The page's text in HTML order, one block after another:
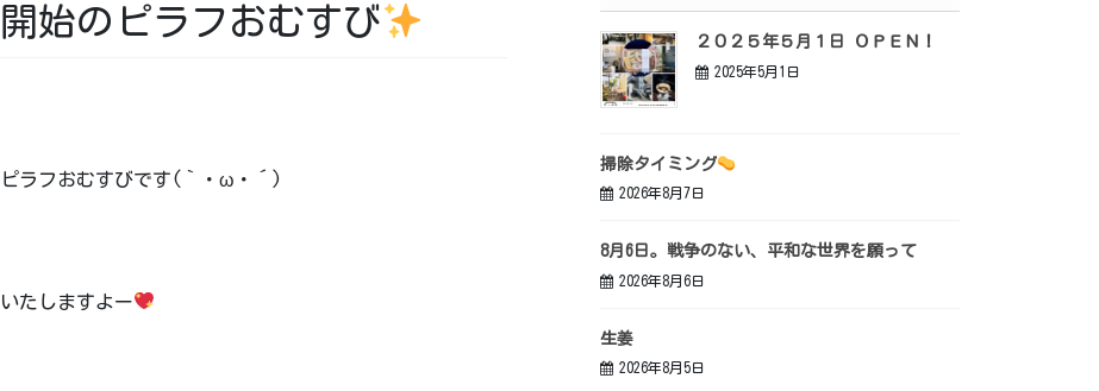
始のピラフおむすび
ピラフおむすびです(｀・ω・´)
たしますよー
２０２５年５月１日 ＯＰＥＮ！
2025年5月1日
掃除タイミング
2026年8月7日
8月6日。戦争のない、平和な世界を願って
2026年8月6日
生姜
2026年8月5日